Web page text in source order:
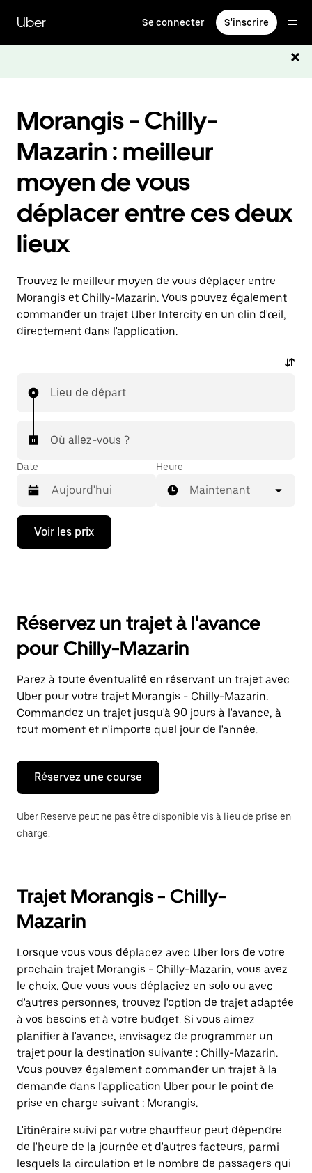
contenu
principal
Uber Se connecter S'inscrire
Morangis - Chilly-
Mazarin : meilleur
moyen de vous
déplacer entre ces deux
lieux
Trouvez le meilleur moyen de vous déplacer entre
Morangis et Chilly-Mazarin. Vous pouvez également
commander un trajet Uber Intercity en un clin d'œil,
directement dans l'application.
Lieu de départ
Où allez-vous ?
Date
Appuyez
la
ouvrir
calendrier
et
sélectionner
une
date.
Appuyez
sur
la
Échap
pour
fermer
calendrier.
Heure
Maintenant
Voir les prix
Réservez un trajet à l'avance
pour Chilly-Mazarin
Parez à toute éventualité en réservant un trajet avec
Uber pour votre trajet Morangis - Chilly-Mazarin.
Commandez un trajet jusqu'à 90 jours à l'avance, à
tout moment et n'importe quel jour de l'année.
Réservez une course
Uber Reserve peut ne pas être disponible vis à lieu de prise en
charge.
Trajet Morangis - Chilly-
Mazarin
Lorsque vous vous déplacez avec Uber lors de votre
prochain trajet Morangis - Chilly-Mazarin, vous avez
le choix. Que vous vous déplaciez en solo ou avec
d'autres personnes, trouvez l'option de trajet adaptée
à vos besoins et à votre budget. Si vous aimez
planifier à l'avance, envisagez de programmer un
trajet pour la destination suivante : Chilly-Mazarin.
Vous pouvez également commander un trajet à la
demande dans l'application Uber pour le point de
prise en charge suivant : Morangis.
L'itinéraire suivi par votre chauffeur peut dépendre
de l'heure de la journée et d'autres facteurs, parmi
lesquels la circulation et le nombre de passagers qui